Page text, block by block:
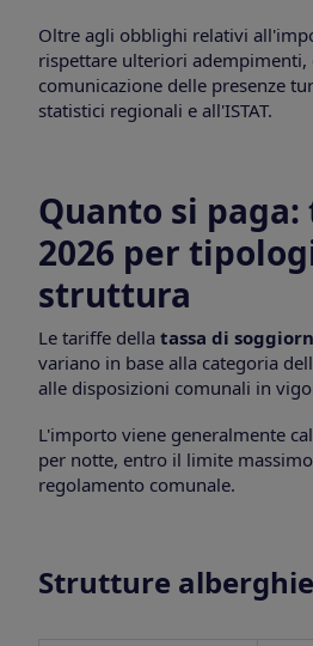
Oltre agli obblighi relativi
rispettare ulteriori adempimenti,
comunicazione delle presenze
statistici regionali e all'ISTAT.
Quanto si
2026 per
struttura
Le tariffe della tassa di
variano in base alla categoria
alle disposizioni comunali in
L'importo viene generalmente
per notte, entro il limite
regolamento comunale.
Strutture